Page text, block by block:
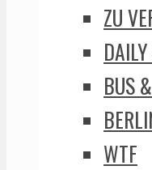
ZU
BUS
WTF